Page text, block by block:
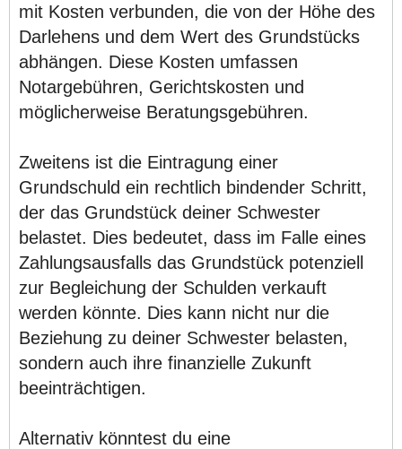
mit Kosten verbunden, die von der Höhe des
Darlehens und dem Wert des Grundstücks
abhängen. Diese Kosten umfassen
Notargebühren, Gerichtskosten und
möglicherweise Beratungsgebühren.
Zweitens ist die Eintragung einer
Grundschuld ein rechtlich bindender Schritt,
der das Grundstück deiner Schwester
belastet. Dies bedeutet, dass im Falle eines
Zahlungsausfalls das Grundstück potenziell
zur Begleichung der Schulden verkauft
werden könnte. Dies kann nicht nur die
Beziehung zu deiner Schwester belasten,
sondern auch ihre finanzielle Zukunft
beeinträchtigen.
Alternativ könntest du eine